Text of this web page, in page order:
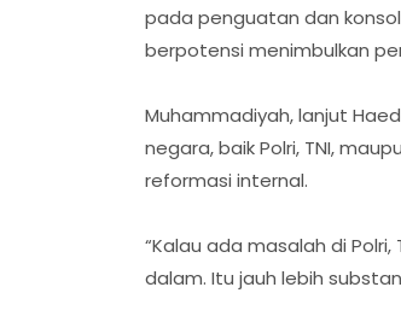
pada penguatan dan
berpotensi menimbulkan
Muhammadiyah, lanjut
negara, baik Polri, TNI,
reformasi internal.
“Kalau ada masalah di
dalam. Itu jauh lebih